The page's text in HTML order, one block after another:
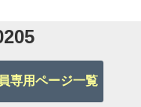
専用ページ一覧